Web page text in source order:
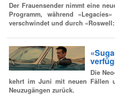
Der Frauensender nimmt eine
Programm, während
verschwindet und durch
Die
kehrt im Juni mit neuen Fällen
Neuzugängen zurück.